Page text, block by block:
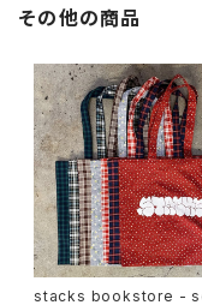
その他の商品
stacks bookstore -